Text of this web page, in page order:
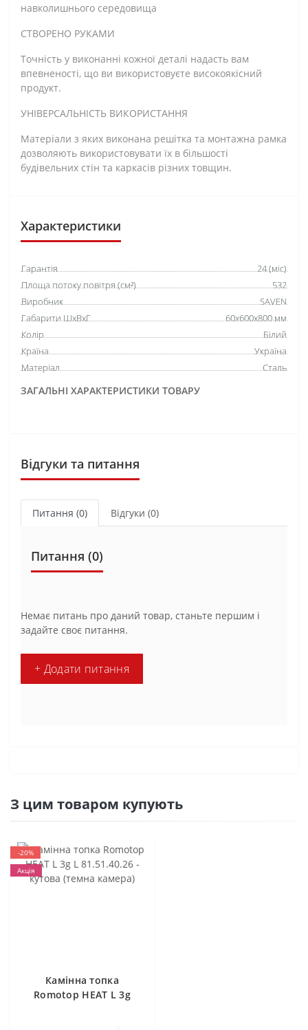
навколишнього середовища
СТВОРЕНО РУКАМИ
Точність у виконанні кожної деталі надасть вам
впевненості, що ви використовуєте високоякісний
продукт.
УНІВЕРСАЛЬНІСТЬ ВИКОРИСТАННЯ
Матеріали з яких виконана решітка та монтажна рамка
дозволяють використовувати їх в більшості
будівельних стін та каркасів різних товщин.
Характеристики
ЗАГАЛЬНІ ХАРАКТЕРИСТИКИ ТОВАРУ
Гарантія
24 (міс)
Площа потоку повітря (см²)
532
Виробник
SAVEN
Габарити ШхВхГ
60х600х800 мм
Колір
Білий
Країна
Україна
Матеріал
Сталь
Відгуки та питання
Питання (0) Відгуки (0)
Питання (0)
Немає питань про даний товар, станьте першим і
задайте своє питання.
+ Додати питання
З цим товаром купують
-20%
Акція
Камінна топка
Romotop HEAT L 3g